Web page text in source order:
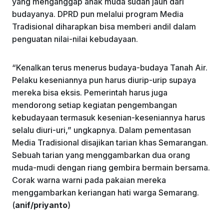
budayanya. DPRD pun melalui program Media
Tradisional diharapkan bisa memberi andil dalam
penguatan nilai-nilai kebudayaan.
“Kenalkan terus menerus budaya-budaya Tanah Air.
Pelaku keseniannya pun harus diurip-urip supaya
mereka bisa eksis. Pemerintah harus juga
mendorong setiap kegiatan pengembangan
kebudayaan termasuk kesenian-keseniannya harus
selalu diuri-uri,” ungkapnya. Dalam pementasan
Media Tradisional disajikan tarian khas Semarangan.
Sebuah tarian yang menggambarkan dua orang
muda-mudi dengan riang gembira bermain bersama.
Corak warna warni pada pakaian mereka
menggambarkan keriangan hati warga Semarang.
(anif/priyanto)